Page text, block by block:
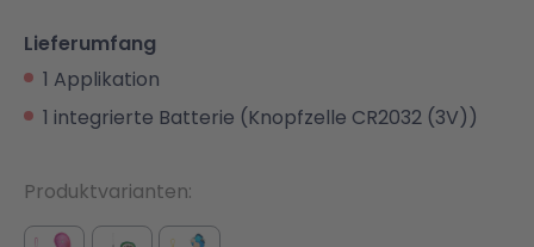
Lieferumfang
1 Applikation
1 integrierte Batterie (Knopfzelle CR2032 (3V))
Produktvarianten